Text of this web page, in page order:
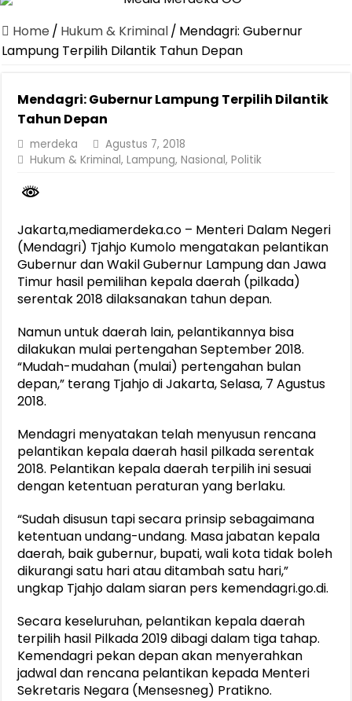
Canangkan Desa TAPIS dan Luncurkan Sekolah Lansia di
Pemprov Lampung Berhasil Kendalikan Inflasi, Jadi Provinsi
Dirut Jasa Raharja Dampingi Wamenhub Tinjau Penanganan
Pastikan Pelayanan Maksimal, Direksi Jasa Raharja Tinjau Korban
Dirut Jasa Raharja Dampingi Wamenhub Tinjau Penanganan
Purnama Wulan Sari Mirza Buka SiSeSa Roadshow Lampung
Home / Hukum & Kriminal/ Mendagri: Gubernur
Lampung Terpilih Dilantik Tahun Depan
Mendagri: Gubernur Lampung Terpilih Dilantik
Tahun Depan
merdeka
Agustus 7, 2018
Hukum & Kriminal,Lampung,Nasional,Politik
Jakarta,mediamerdeka.co – Menteri Dalam Negeri
(Mendagri) Tjahjo Kumolo mengatakan pelantikan
Gubernur dan Wakil Gubernur Lampung dan Jawa
Timur hasil pemilihan kepala daerah (pilkada)
serentak 2018 dilaksanakan tahun depan.
Namun untuk daerah lain, pelantikannya bisa
dilakukan mulai pertengahan September 2018.
“Mudah-mudahan (mulai) pertengahan bulan
depan,” terang Tjahjo di Jakarta, Selasa, 7 Agustus
2018.
Mendagri menyatakan telah menyusun rencana
pelantikan kepala daerah hasil pilkada serentak
2018. Pelantikan kepala daerah terpilih ini sesuai
dengan ketentuan peraturan yang berlaku.
“Sudah disusun tapi secara prinsip sebagaimana
ketentuan undang-undang. Masa jabatan kepala
daerah, baik gubernur, bupati, wali kota tidak boleh
dikurangi satu hari atau ditambah satu hari,”
ungkap Tjahjo dalam siaran pers kemendagri.go.di.
Secara keseluruhan, pelantikan kepala daerah
terpilih hasil Pilkada 2019 dibagi dalam tiga tahap.
Kemendagri pekan depan akan menyerahkan
jadwal dan rencana pelantikan kepada Menteri
Sekretaris Negara (Mensesneg) Pratikno.